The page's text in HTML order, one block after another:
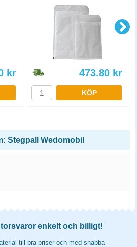
kr 473.80 kr
KÖP
Stegpall Wedomobil
enkelt och billigt!
till bra priser och med snabba